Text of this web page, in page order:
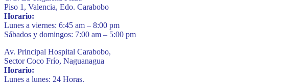
Piso 1, Valencia, Edo. Carabobo
Horario:
Lunes a viernes: 6:45 am – 8:00 pm
Sábados y domingos: 7:00 am – 5:00 pm
Av. Principal Hospital Carabobo,
Sector Coco Frío, Naguanagua
Horario:
Lunes a lunes: 24 Horas.